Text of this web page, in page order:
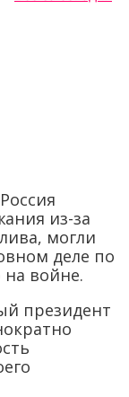
из-за
могли
деле по
войне.
президент